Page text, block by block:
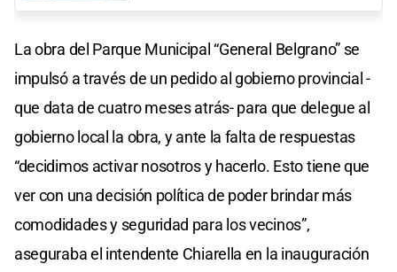
La obra del Parque Municipal “General Belgrano” se
impulsó a través de un pedido al gobierno provincial -
que data de cuatro meses atrás- para que delegue al
gobierno local la obra, y ante la falta de respuestas
“decidimos activar nosotros y hacerlo. Esto tiene que
ver con una decisión política de poder brindar más
comodidades y seguridad para los vecinos”,
aseguraba el intendente Chiarella en la inauguración